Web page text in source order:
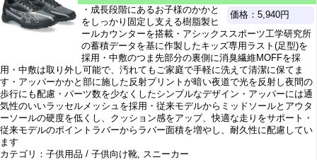
価格：5,940円
・成長段階にあるお子様のかかと
をしっかり固定し支える樹脂製ヒ
ールカウンターを搭載・アシックススポーツ工学研究所
の蓄積データを基に作製したキッズ専用ラスト(足型)を
採用・中敷のつま先部分の裏側に消臭繊維MOFFを採
用・中敷は取り外し可能で、汚れてもご家庭で手軽に洗えて清潔に保てま
す・アッパーかかと部に施した反射プリントが暗い夜道で光を反射し夜間の
歩行にも配慮・パーツ数を少なくしたシンプルなデザイン・アッパーには通
気性のいいラッセルメッシュを採用・従来モデルからミッドソールとアウタ
ーソールの硬度を低くし、クッション感をアップ、快適な走りをサポート・
従来モデルのポイントラバーからラバー面積を増やし、耐久性に配慮してい
ます
カテゴリ：子供用品 / 子供向け靴, スニーカー